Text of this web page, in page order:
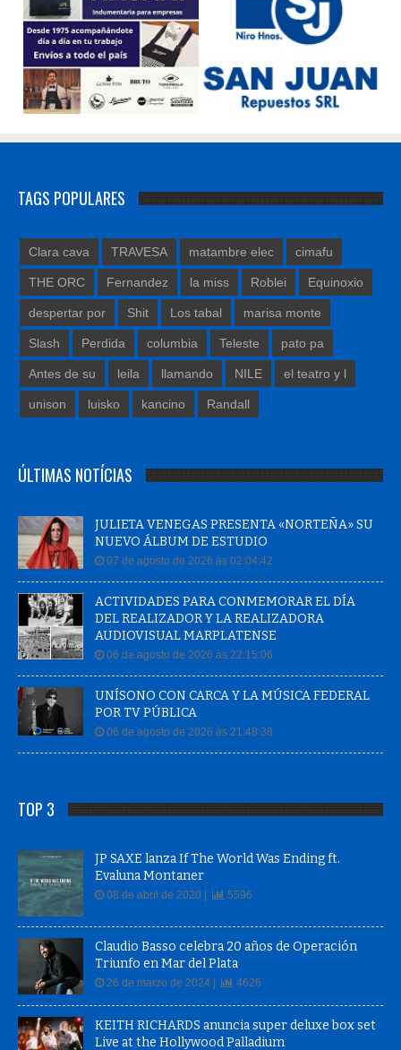
TAGS POPULARES
Clara cava TRAVESA matambre elec cimafu
THE ORC Fernandez la miss Roblei Equinoxio
despertar por Shit Los tabal marisa monte
Slash Perdida columbia Teleste pato pa
Antes de su leila llamando NILE el teatro y l
unison luisko kancino Randall
ÚLTIMAS NOTÍCIAS
JULIETA VENEGAS PRESENTA «NORTEÑA» SU
NUEVO ÁLBUM DE ESTUDIO
07 de agosto de 2026 às 02:04:42
ACTIVIDADES PARA CONMEMORAR EL DÍA
DEL REALIZADOR Y LA REALIZADORA
AUDIOVISUAL MARPLATENSE
06 de agosto de 2026 às 22:15:06
UNÍSONO CON CARCA Y LA MÚSICA FEDERAL
POR TV PÚBLICA
06 de agosto de 2026 às 21:48:38
TOP 3
JP SAXE lanza If The World Was Ending ft.
Evaluna Montaner
08 de abril de 2020 | 5596
Claudio Basso celebra 20 años de Operación
Triunfo en Mar del Plata
26 de marzo de 2024 | 4626
KEITH RICHARDS anuncia super deluxe box set
Live at the Hollywood Palladium